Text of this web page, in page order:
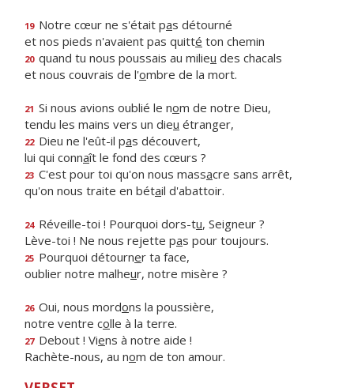
19 Notre cœur ne s'était pas détourné
et nos pieds n'avaient pas quitté ton chemin
20 quand tu nous poussais au milieu des chacals
et nous couvrais de l'ombre de la mort.
21 Si nous avions oublié le nom de notre Dieu,
tendu les mains vers un dieu étranger,
22 Dieu ne l'eût-il pas découvert,
lui qui connaît le fond des cœurs ?
23 C'est pour toi qu'on nous massacre sans arrêt,
qu'on nous traite en bétail d'abattoir.
24 Réveille-toi ! Pourquoi dors-tu, Seigneur ?
Lève-toi ! Ne nous rejette pas pour toujours.
25 Pourquoi détourner ta face,
oublier notre malheur, notre misère ?
26 Oui, nous mordons la poussière,
notre ventre colle à la terre.
27 Debout ! Viens à notre aide !
Rachète-nous, au nom de ton amour.